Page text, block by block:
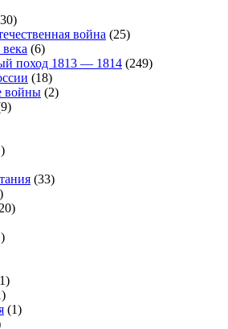
война (25)
(6)
поход 1813 — 1814 (249)
(18)
войны (2)
(33)
(1)